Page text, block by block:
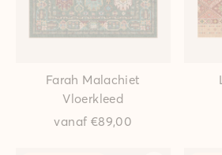
Farah Malachiet
Vloerkleed
vanaf €89,00